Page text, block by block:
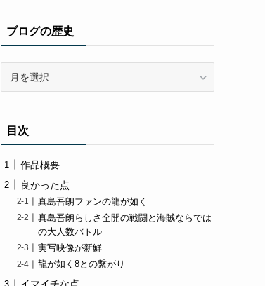
ブログの歴史
歴
史
目次
作品概要
良かった点
真島吾朗ファンの龍が如く
真島吾朗らしさ全開の戦闘と海賊ならでは
の大人数バトル
実写映像が新鮮
龍が如く8との繋がり